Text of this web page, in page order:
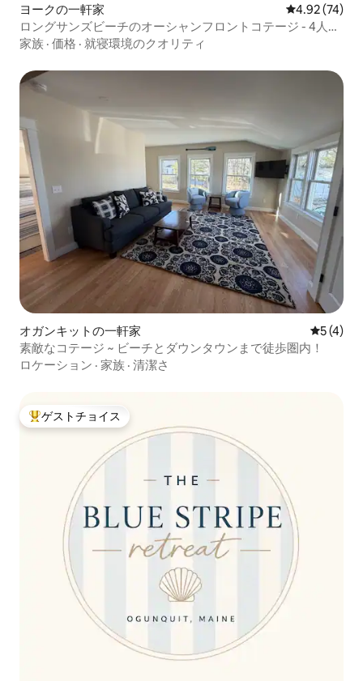
ヨークの一軒家 レビュー74
4.92 (74)
ロングサンズビーチのオーシャンフロントコテージ - 4人宿
泊可能
家族 · 価格 · 就寝環境のクオリティ
オガンキットの一軒家 レビュー
5 (4)
素敵なコテージ ~ ビーチとダウンタウンまで徒歩圏内！
ロケーション · 家族 · 清潔さ
大好評のゲストチョイスです。
ゲストチョイス